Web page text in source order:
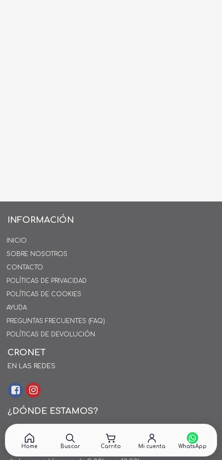
INFORMACIÓN
INICIO
SOBRE NOSOTROS
CONTACTO
POLÍTICAS DE PRIVACIDAD
POLÍTICAS DE COOKIES
AYUDA
PREGUNTAS FRECUENTES (FAQ)
POLÍTICAS DE DEVOLUCIÓN
CRONET
EN LAS REDES
¿DÓNDE ESTAMOS?
Alejo Rossell y Rius 1695, Montevideo, Uruguay
26 242424*
Home Buscar Carrito Mi cuenta